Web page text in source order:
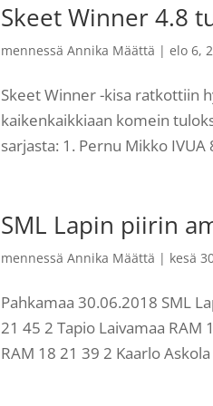
Skeet Winner 4.8
mennessäAnnika Määttä |elo 6,
Skeet Winner -kisa ratkottiin
kaikenkaikkiaan komein
sarjasta: 1. Pernu Mikko IVUA
SML Lapin piirin
mennessäAnnika Määttä | kesä
Pahkamaa 30.06.2018 SML
21 45 2 Tapio Laivamaa
RAM 18 21 39 2 Kaarlo